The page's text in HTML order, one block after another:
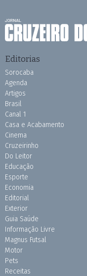
Editorias
Sorocaba
Agenda
Artigos
Brasil
Canal 1
Casa e Acabamento
Cinema
Cruzeirinho
Do Leitor
Educação
Esporte
Economia
Editorial
Exterior
Guia Saúde
Informação Livre
Magnus Futsal
Motor
Pets
Receitas